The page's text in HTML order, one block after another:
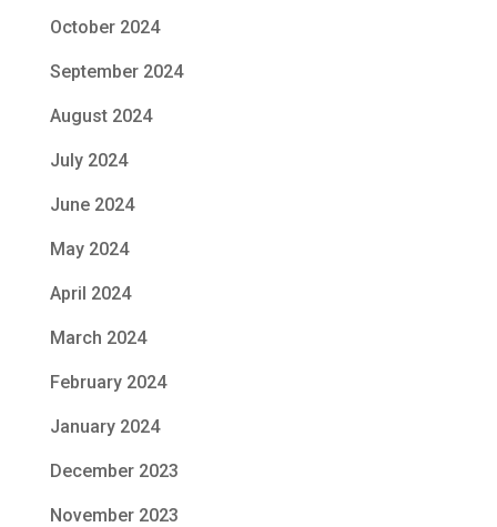
October 2024
September 2024
August 2024
July 2024
June 2024
May 2024
April 2024
March 2024
February 2024
January 2024
December 2023
November 2023